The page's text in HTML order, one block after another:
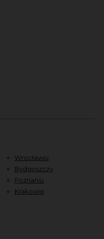
Wrocławiu
Bydgoszczy
Poznaniu
Krakowie